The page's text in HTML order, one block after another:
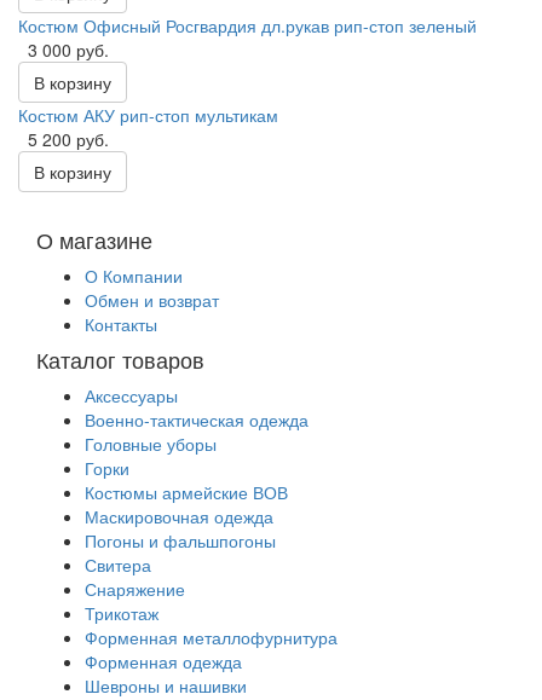
Костюм Офисный Росгвардия дл.рукав рип-стоп зеленый
3 000 руб.
В корзину
Костюм АКУ рип-стоп мультикам
5 200 руб.
В корзину
О магазине
О Компании
Обмен и возврат
Контакты
Каталог товаров
Аксессуары
Военно-тактическая одежда
Головные уборы
Горки
Костюмы армейские ВОВ
Маскировочная одежда
Погоны и фальшпогоны
Свитера
Снаряжение
Трикотаж
Форменная металлофурнитура
Форменная одежда
Шевроны и нашивки